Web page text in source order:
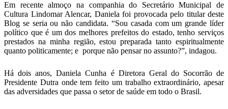
Em recente almoço na companhia do Secretário Municipal de
Cultura Lindomar Alencar, Daniela foi provocada pelo titular deste
Blog se seria ou não candidata. “Sou casada com um grande líder
político que é um dos melhores prefeitos do estado, tenho serviços
prestados na minha região, estou preparada tanto espiritualmente
quanto politicamente; e porque não pensar no assunto?”, indagou.
Há dois anos, Daniela Cunha é Diretora Geral do Socorrão de
Presidente Dutra onde tem feito um trabalho extraordinário, apesar
das adversidades que passa o setor de saúde em todo o Brasil.